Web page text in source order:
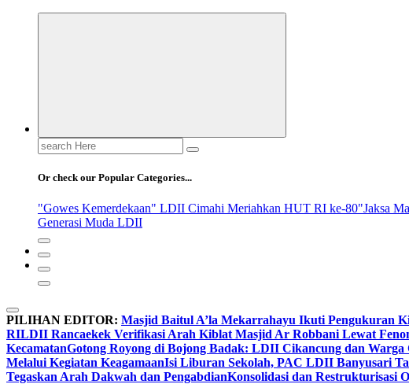
Search
for:
Or check our Popular Categories...
"Gowes Kemerdekaan" LDII Cimahi Meriahkan HUT RI ke-80"Jaksa
Generasi Muda LDII
PILIHAN EDITOR: Masjid Baitul A’la Mekarrahayu Ikuti Pengukuran
RILDII Rancaekek Verifikasi Arah Kiblat Masjid Ar Robbani Lewat
KecamatanGotong Royong di Bojong Badak: LDII Cikancung dan
Melalui Kegiatan KeagamaanIsi Liburan Sekolah, PAC LDII Banyusari
Tegaskan Arah Dakwah dan PengabdianKonsolidasi dan Restrukturisasi